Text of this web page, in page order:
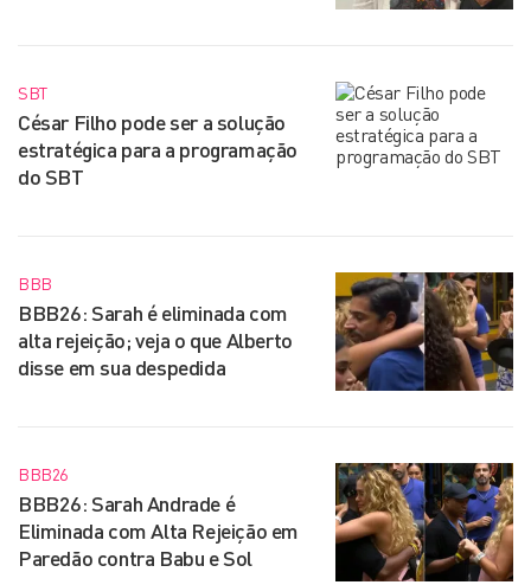
SBT
César Filho pode ser a solução
estratégica para a programação
do SBT
BBB
BBB26: Sarah é eliminada com
alta rejeição; veja o que Alberto
disse em sua despedida
BBB26
BBB26: Sarah Andrade é
Eliminada com Alta Rejeição em
Paredão contra Babu e Sol